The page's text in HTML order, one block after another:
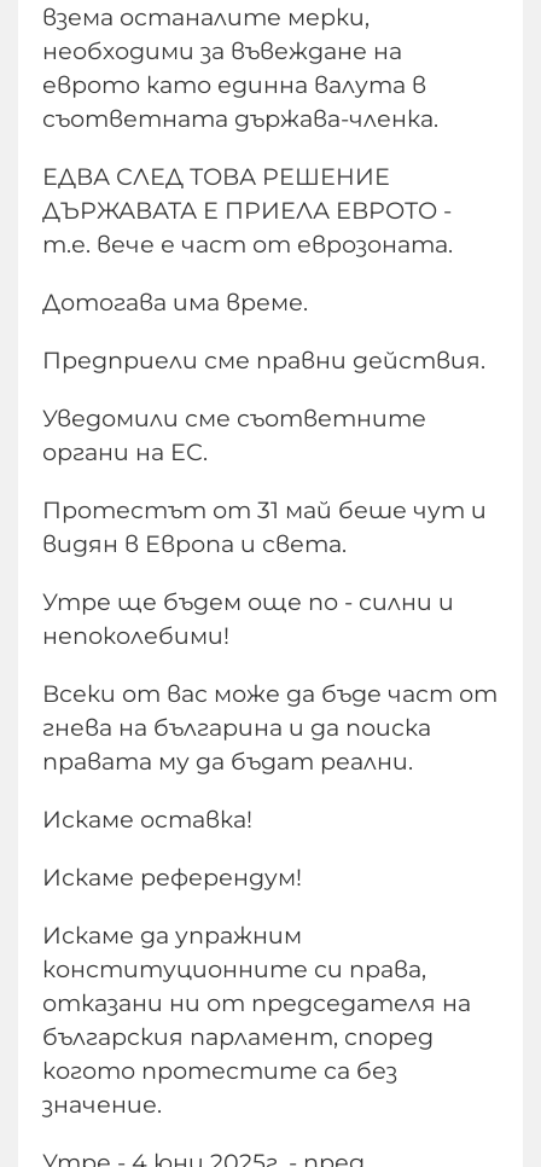
взема останалите мерки,
необходими за въвеждане на
еврото като единна валута в
съответната държава-членка.
ЕДВА СЛЕД ТОВА РЕШЕНИЕ
ДЪРЖАВАТА Е ПРИЕЛА ЕВРОТО -
т.е. вече е част от еврозоната.
Дотогава има време.
Предприели сме правни действия.
Уведомили сме съответните
органи на ЕС.
Протестът от 31 май беше чут и
видян в Европа и света.
Утре ще бъдем още по - силни и
непоколебими!
Всеки от вас може да бъде част от
гнева на българина и да поиска
правата му да бъдат реални.
Искаме оставка!
Искаме референдум!
Искаме да упражним
конституционните си права,
отказани ни от председателя на
българския парламент, според
когото протестите са без
значение.